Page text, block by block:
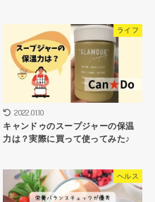
ライフ
2022.01.10
キャンドゥのスープジャーの保温
力は？実際に買って使ってみた♪
ヘルス